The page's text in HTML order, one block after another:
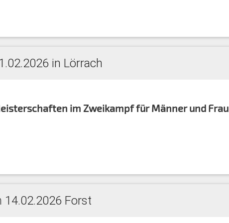
in Lörrach
im Zweikampf für Männer und
14.02.2026 Forst